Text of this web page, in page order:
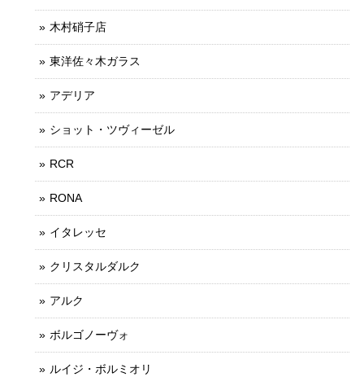
木村硝子店
東洋佐々木ガラス
アデリア
ショット・ツヴィーゼル
RCR
RONA
イタレッセ
クリスタルダルク
アルク
ボルゴノーヴォ
ルイジ・ボルミオリ